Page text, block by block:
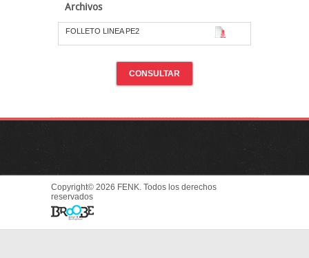
Archivos
FOLLETO LINEA PE2
CONSULTAR
Copyright© 2026 FENK. Todos los derechos
reservados